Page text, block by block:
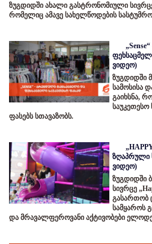
ზუგდიდში ახალი გასტრონომიული სივრცე
რომელიც ამავე სახელწოდების
ვიდეო)
ზუგდიდში
სამოსისა
გაიხსნა,
საუკეთესო
ფასებს სთავაზობს.
ზღაპრული
ვიდეო)
ზუგდიდში
სივრცე
გასართობ
სამყაროს
და მრავალფეროვანი აქტივობები